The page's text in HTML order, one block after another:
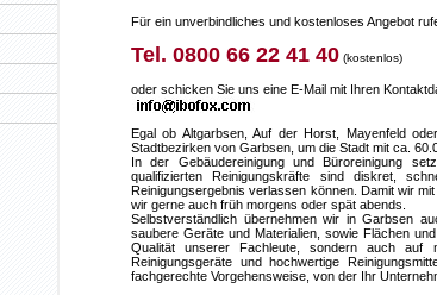
Für ein unverbindliches und kostenloses Angebot
Tel. 0800 66 22 41 40 (kostenlos)
oder schicken Sie uns eine E-Mail mit Ihren
Egal ob Altgarbsen, Auf der Horst, Mayenfeld
Stadtbezirken von Garbsen, um die Stadt mit ca.
In der Gebäudereinigung und Büroreinigung
qualifizierten Reinigungskräfte sind diskret,
Reinigungsergebnis verlassen können. Damit wir
wir gerne auch früh morgens oder spät abends.
Selbstverständlich übernehmen wir in Garbsen
saubere Geräte und Materialien, sowie Flächen
Qualität unserer Fachleute, sondern auch auf
Reinigungsgeräte und hochwertige
fachgerechte Vorgehensweise, von der Ihr